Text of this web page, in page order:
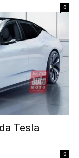
0
Tesla
0